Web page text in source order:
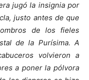
jugó la insignia por
justo antes de que
de los fieles
de la Purísima. A
volvieron a
a poner la pólvora